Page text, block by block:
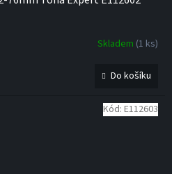
Skladem (1 ks)
Do košíku
Kód: E112603